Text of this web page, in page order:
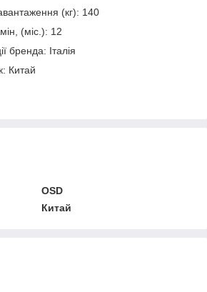
(кг): 140
(міс.): 12
бренда: Італія
Китай
ОSD
Китай